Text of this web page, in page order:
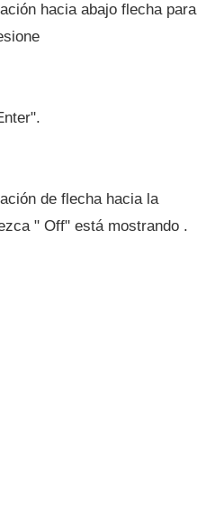
hacia abajo flecha para
de flecha hacia la
" Off" está mostrando .